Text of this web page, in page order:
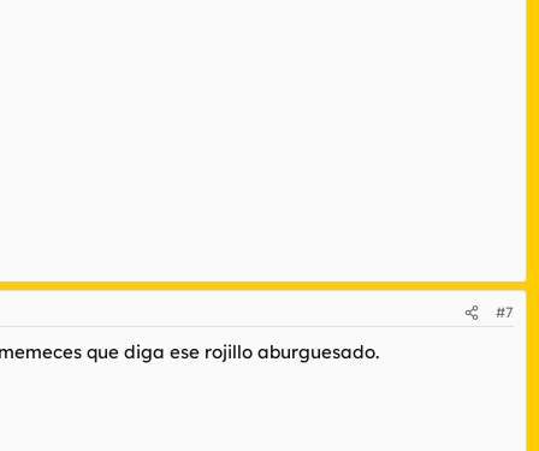
#7
que diga ese rojillo aburguesado.